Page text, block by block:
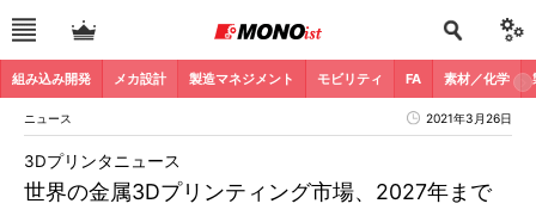
組み込み開発 メカ設計 製造マネジメント モビリティ FA 素材／化学
ニュース 2021年3月26日
世界の金属3Dプリンティング市場、2027年まで
3Dプリンタニュース